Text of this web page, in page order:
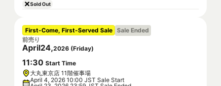
Sold Out
First-Come, First-Served Sale Sale Ended
前売り
April24,2026 (Friday)
11:30 Start Time
大丸東京店 11階催事場
April 4, 2026 10:00 JST Sale Start